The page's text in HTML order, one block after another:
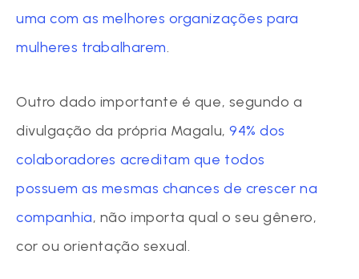
uma com as melhores organizações para
mulheres trabalharem.
Outro dado importante é que, segundo a
divulgação da própria Magalu,94% dos
colaboradores acreditam que todos
possuem as mesmas chances de crescer na
companhia, não importa qual o seu gênero,
cor ou orientação sexual.